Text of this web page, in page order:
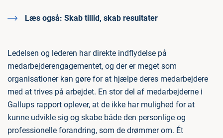
Læs også: Skab tillid, skab resultater
Ledelsen og lederen har direkte indflydelse på
medarbejderengagementet, og der er meget som
organisationer kan gøre for at hjælpe deres medarbejdere
med at trives på arbejdet. En stor del af medarbejderne i
Gallups rapport oplever, at de ikke har mulighed for at
kunne udvikle sig og skabe både den personlige og
professionelle forandring, som de drømmer om. Ét